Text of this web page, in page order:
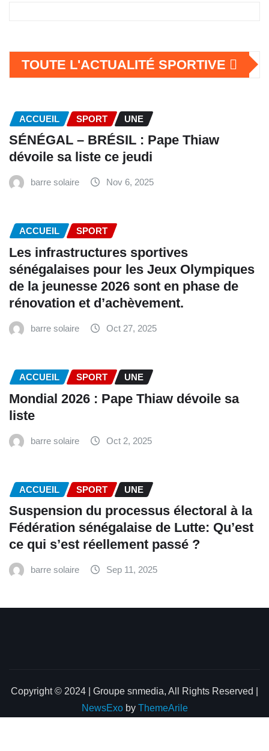
TOUTE L'ACTUALITÉ SPORTIVE
ACCUEIL SPORT UNE
SÉNÉGAL – BRÉSIL : Pape Thiaw
dévoile sa liste ce jeudi
barre solaire Nov 6, 2025
ACCUEIL SPORT
Les infrastructures sportives
sénégalaises pour les Jeux Olympiques
de la jeunesse 2026 sont en phase de
rénovation et d’achèvement.
barre solaire Oct 27, 2025
ACCUEIL SPORT UNE
Mondial 2026 : Pape Thiaw dévoile sa
liste
barre solaire Oct 2, 2025
ACCUEIL SPORT UNE
‎Suspension du processus électoral à la
Fédération sénégalaise de Lutte: Qu’est
ce qui s’est réellement passé ? ‎‎
barre solaire Sep 11, 2025
Copyright © 2024 | Groupe snmedia, All Rights Reserved
NewsExoby ThemeArile